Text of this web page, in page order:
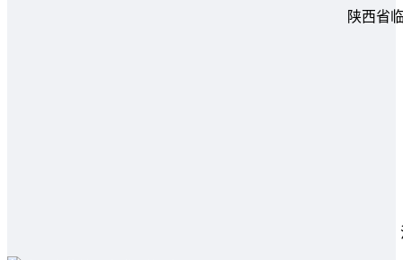
陕西省